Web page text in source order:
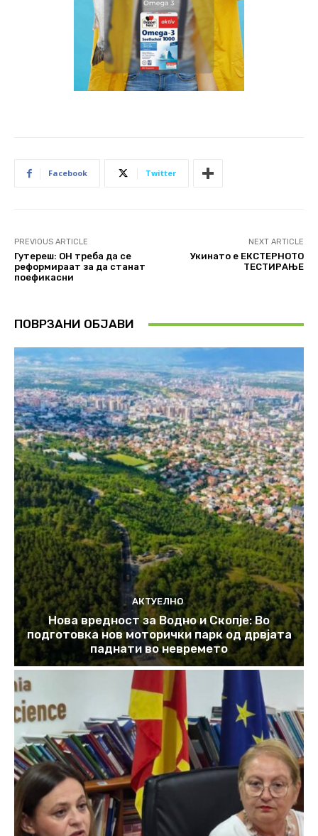
Facebook Twitter
PREVIOUS ARTICLE
Гутереш: ОН треба да се
реформираат за да станат
поефикасни
NEXT ARTICLE
Укинато е ЕКСТЕРНОТО
ТЕСТИРАЊЕ
ПОВРЗАНИ ОБЈАВИ
АКТУЕЛНО
Нова вредност за Водно и Скопје: Во
подготовка нов моторички парк од дрвјата
паднати во невремето